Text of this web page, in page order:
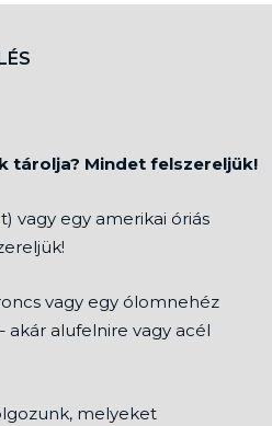
tárolja? Mindet felszereljük!
vagy egy amerikai óriás
vagy egy ólomnehéz
akár alufelnire vagy acél
melyeket